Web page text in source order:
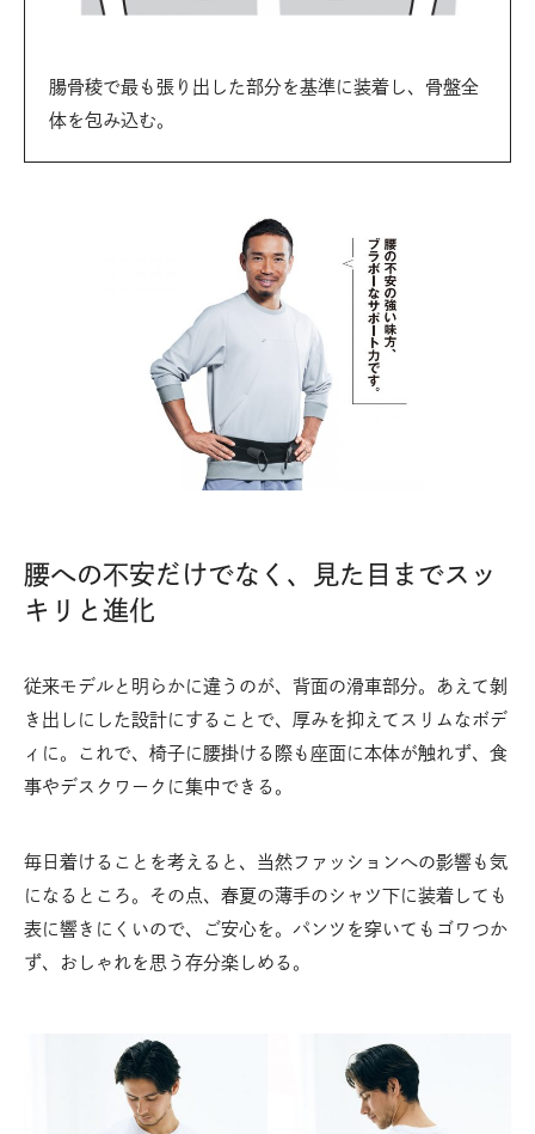
腸骨稜で最も張り出した部分を基準に装着し、骨盤全
体を包み込む。
腰への不安だけでなく、見た目までスッ
キリと進化
従来モデルと明らかに違うのが、背面の滑車部分。あえて剝
き出しにした設計にすることで、厚みを抑えてスリムなボデ
ィに。これで、椅子に腰掛ける際も座面に本体が触れず、食
事やデスクワークに集中できる。
毎日着けることを考えると、当然ファッションへの影響も気
になるところ。その点、春夏の薄手のシャツ下に装着しても
表に響きにくいので、ご安心を。パンツを穿いてもゴワつか
ず、おしゃれを思う存分楽しめる。